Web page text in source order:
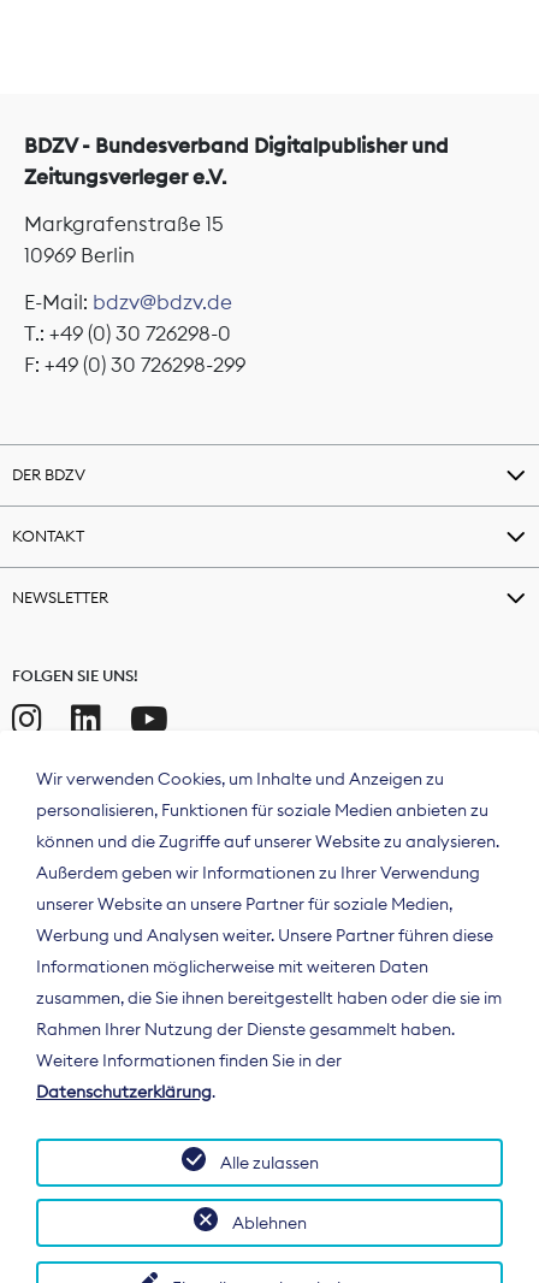
BDZV - Bundesverband Digitalpublisher und
Zeitungsverleger e.V.
Markgrafenstraße 15
10969 Berlin
E-Mail: bdzv@bdzv.de
T.: +49 (0) 30 726298-0
F: +49 (0) 30 726298-299
DER BDZV
KONTAKT
NEWSLETTER
FOLGEN SIE UNS!
Der Bundesverband Digitalpublisher und
Zeitungsverleger (BDZV) vertritt als
Spitzenorganisation die Interessen der
Deutschland und auf EU-Ebene.
Wir verwenden Cookies, um Inhalte und Anzeigen zu
personalisieren, Funktionen für soziale Medien anbieten zu
können und die Zugriffe auf unserer Website zu analysieren.
Außerdem geben wir Informationen zu Ihrer Verwendung
unserer Website an unsere Partner für soziale Medien,
Werbung und Analysen weiter. Unsere Partner führen diese
Informationen möglicherweise mit weiteren Daten
zusammen, die Sie ihnen bereitgestellt haben oder die sie im
Rahmen Ihrer Nutzung der Dienste gesammelt haben.
Weitere Informationen finden Sie in der
Datenschutzerklärung.
Ablehnen
Alle zulassen